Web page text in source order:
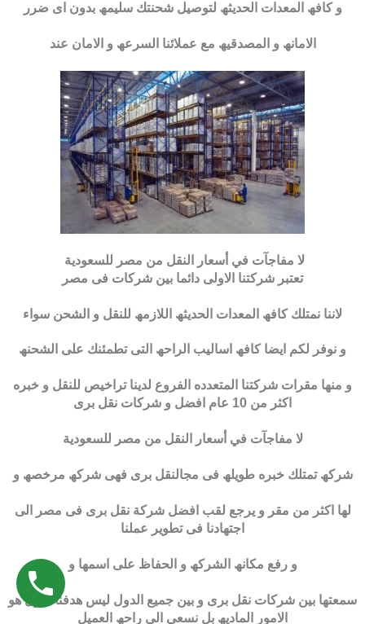
و كافھ المعدات الحدیثھ لتوصیل شحنتك سلیمھ بدون اى ضرر
الامانھ و المصدقیھ مع عملائنا السرعھ و الامان عند
لا مفاجآت في أسعار النقل من مصر للسعودية
تعتبر شركتنا الاولى دائما بین شركات فى مصر
لاننا نمتلك كافھ المعدات الحدیثھ اللازمھ للنقل و الشحن سواء
و نوفر لكم ایضا كافھ اسالیب الراحھ التى تطمئنك على الشحنھ
و منھا مقرات شركتنا المتعدده الفروع لدینا تراخیص للنقل و خبره
اكثر من 10 عام افضل و شركات نقل برى
لا مفاجآت في أسعار النقل من مصر للسعودية
شركھ تمتلك خبره طویلھ فى مجالنقل برى فھى شركھ مرخصھ و
لھا اكثر من مقر و یرجع لقب افضل شركة نقل برى فى مصر الى
اجتھادنا فى تطویر عملنا
و رفع مكانھ الشركھ و الحفاظ على اسمھا و
سمعتھا بین شركات نقل برى و بین جمیع الدول لیس ھدفنا الاول ھو
الامور المادیھ بل نسعى الى راحھ العمیل